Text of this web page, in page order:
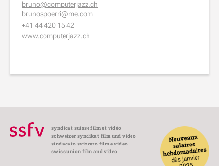
bruno@computerjazz.ch
brunospoerri@me.com
+41 44 420 15 42
www.computerjazz.ch
syndicat suisse film et vidéo
schweizer syndikat film und video
sindacato svizzero film e video
swiss union film and video